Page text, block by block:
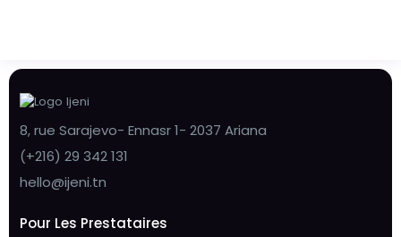
8, rue Sarajevo- Ennasr 1- 2037 Ariana
(+216) 29 342 131
hello@ijeni.tn
Pour Les Prestataires